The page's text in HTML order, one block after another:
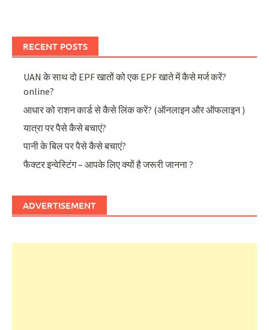
RECENT POSTS
UAN के साथ दो EPF खातों को एक EPF खाते में कैसे मर्ज करें?
online?
आधार को राशन कार्ड से कैसे लिंक करें? (ऑनलाइन और ऑफलाइन )
यात्रा पर पैसे कैसे बचाएं?
पानी के बिल पर पैसे कैसे बचाएं?
फैक्टर इन्वेस्टिंग – आपके लिए क्यों है जरूरी जानना ?
ADVERTISEMENT